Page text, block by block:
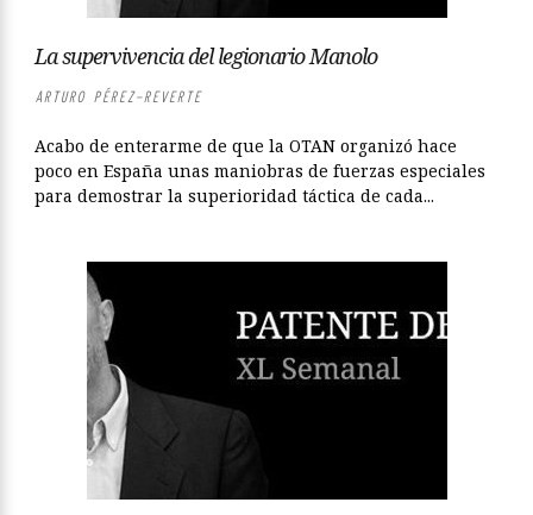
La supervivencia del legionario Manolo
ARTURO PÉREZ-REVERTE
Acabo de enterarme de que la OTAN organizó hace
poco en España unas maniobras de fuerzas especiales
para demostrar la superioridad táctica de cada...